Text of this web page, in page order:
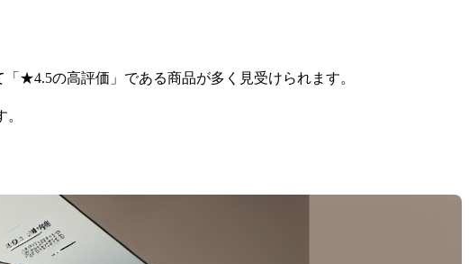
★4.5の高評価」である商品が多く見受けられます。